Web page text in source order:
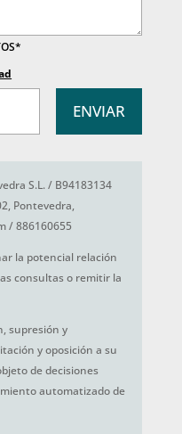
ENVIAR
S.L. / B94183134
Pontevedra,
/ 886160655
la potencial relación
consultas o remitir la
supresión y
y oposición a su
de decisiones
automatizado de